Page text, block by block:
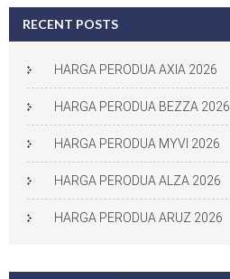
RECENT POSTS
HARGA PERODUA AXIA 2026
HARGA PERODUA BEZZA 2026
HARGA PERODUA MYVI 2026
HARGA PERODUA ALZA 2026
HARGA PERODUA ARUZ 2026